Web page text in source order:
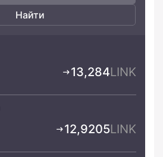
Найти
13,284LINK
12,9205LINK